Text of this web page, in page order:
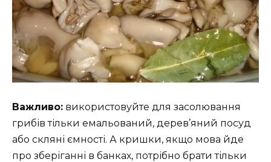
Важливо: використовуйте для засолювання
грибів тільки емальований, дерев’яний посуд
або скляні ємності. А кришки, якщо мова йде
про зберіганні в банках, потрібно брати тільки